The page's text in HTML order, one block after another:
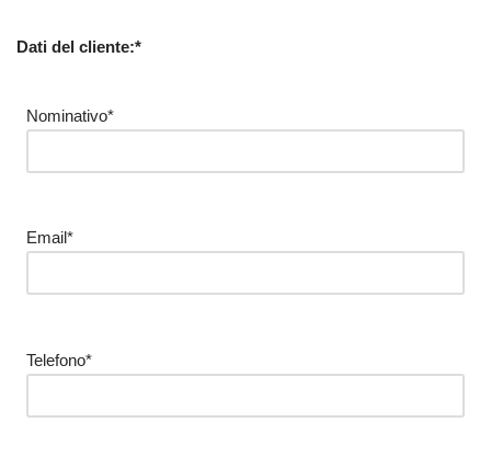
Dati del cliente:*
Nominativo*
Email*
Telefono*